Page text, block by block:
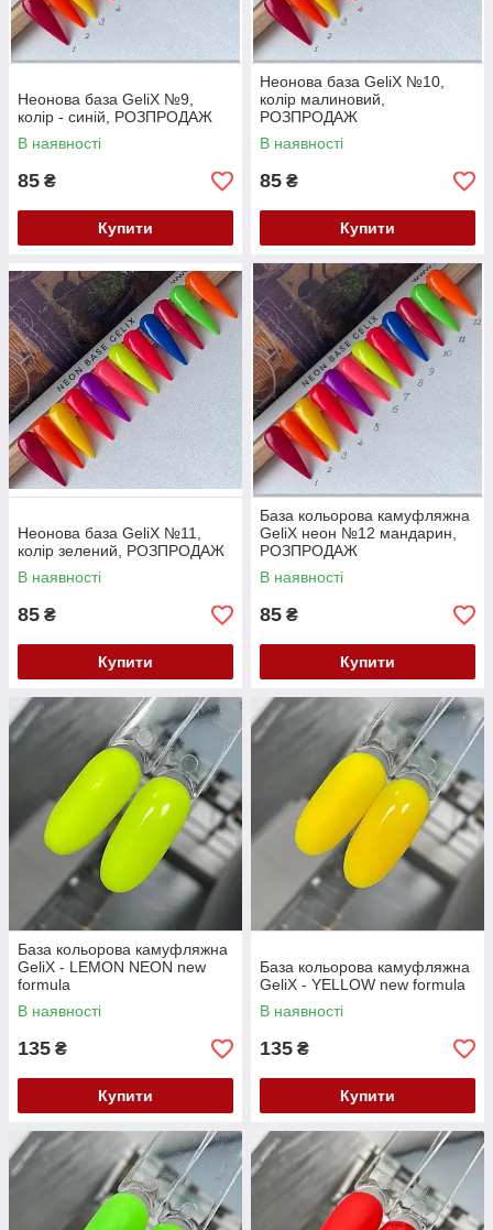
Неонова база GeliX №9,
колір - синій, РОЗПРОДАЖ
В наявності
85 ₴
Купити
Неонова база GeliX №10,
колір малиновий,
РОЗПРОДАЖ
В наявності
85 ₴
Купити
Неонова база GeliX №11,
колір зелений, РОЗПРОДАЖ
В наявності
85 ₴
Купити
База кольорова камуфляжна
GeliX неон №12 мандарин,
РОЗПРОДАЖ
В наявності
85 ₴
Купити
База кольорова камуфляжна
GeliX - LEMON NEON new
formula
В наявності
135 ₴
Купити
База кольорова камуфляжна
GeliX - YELLOW new formula
В наявності
135 ₴
Купити